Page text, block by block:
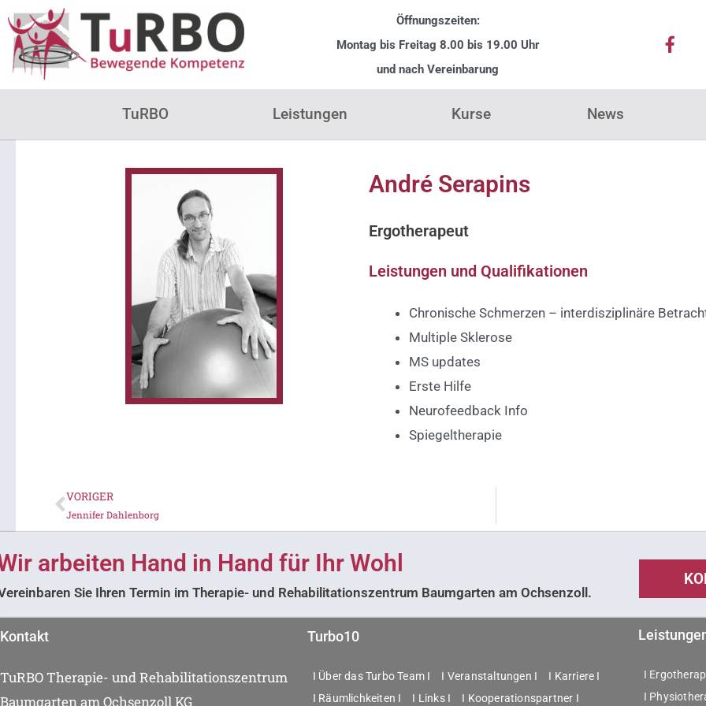
Zum
Inhalt
springen
Öffnungszeiten:
Montag bis Freitag 8.00 bis 19.00 Uhr
und nach Vereinbarung
F
a
e
TuRBO Leistungen Kurse News
André Serapins
Ergotherapeut
Leistungen und Qualifikationen
Chronische Schmerzen – interdisziplinäre
Multiple Sklerose
MS updates
Erste Hilfe
Neurofeedback Info
Spiegeltherapie
Zurück
VORIGER
Jennifer Dahlenborg
arbeiten Hand in Hand für Ihr Wohl
Sie Ihren Termin im Therapie- und Rehabilitationszentrum Baumgarten am Ochsenzoll.
Kontakt
TuRBO Therapie- und Rehabilitationszentrum
Baumgarten am Ochsenzoll KG
Turbo10
I Über das Turbo Team I I Veranstaltungen I
I Karriere I
I Räumlichkeiten I
I Links I I Kooperationspartner I
I
I